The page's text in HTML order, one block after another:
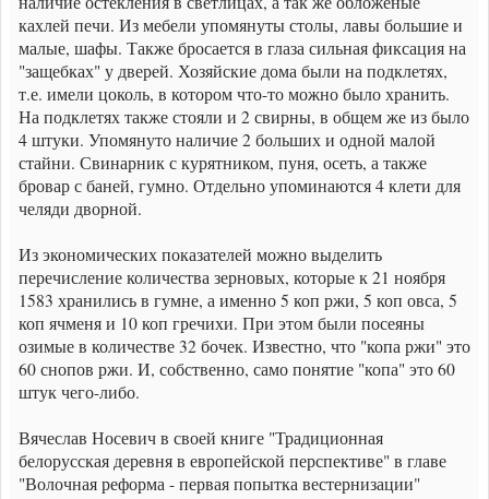
кахлей печи. Из мебели упомянуты столы, лавы большие и
малые, шафы. Также бросается в глаза сильная фиксация на
"защебках" у дверей. Хозяйские дома были на подклетях,
т.е. имели цоколь, в котором что-то можно было хранить.
На подклетях также стояли и 2 свирны, в общем же из было
4 штуки. Упомянуто наличие 2 больших и одной малой
стайни. Свинарник с курятником, пуня, осеть, а также
бровар с баней, гумно. Отдельно упоминаются 4 клети для
челяди дворной.
Из экономических показателей можно выделить
перечисление количества зерновых, которые к 21 ноября
1583 хранились в гумне, а именно 5 коп ржи, 5 коп овса, 5
коп ячменя и 10 коп гречихи. При этом были посеяны
озимые в количестве 32 бочек. Известно, что "копа ржи" это
60 снопов ржи. И, собственно, само понятие "копа" это 60
штук чего-либо.
Вячеслав Носевич в своей книге "Традиционная
белорусская деревня в европейской перспективе" в главе
"Волочная реформа - первая попытка вестернизации"